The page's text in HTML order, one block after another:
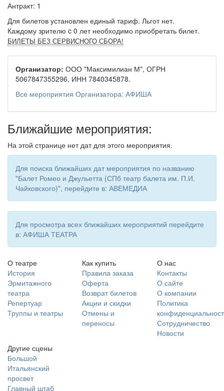
Антракт: 1
Для билетов установлен единый тариф. Льгот нет.
Каждому зрителю c 0 лет необходимо приобретать билет.
БИЛЕТЫ БЕЗ СЕРВИСНОГО СБОРА!
Организатор: ООО "Максимилиан М", ОГРН
5067847355296, ИНН 7840345878.
Все мероприятия Организатора: АФИША
Ближайшие мероприятия:
На этой странице нет дат для этого мероприятия.
Для поиска ближайших дат мероприятия по названию
"Балет Ромео и Джульетта (СПб театр балета им. П.И.
Чайковского)", перейдите в: АВЕМЕДИА
Для просмотра всех ближайших мероприятий перейдите
в: АФИША ТЕАТРА
О театре
История
Эрмитажного
театра
Репертуар
Труппы и театры
Как купить
Правила заказа
Оферта
Возврат билетов
Акции и скидки
Отмены и
переносы
О нас
Контакты
О сайте
О компании
Политика
Сотрудничество
Новости
Другие сцены
Большой
Итальянский
просвет
Главный штаб